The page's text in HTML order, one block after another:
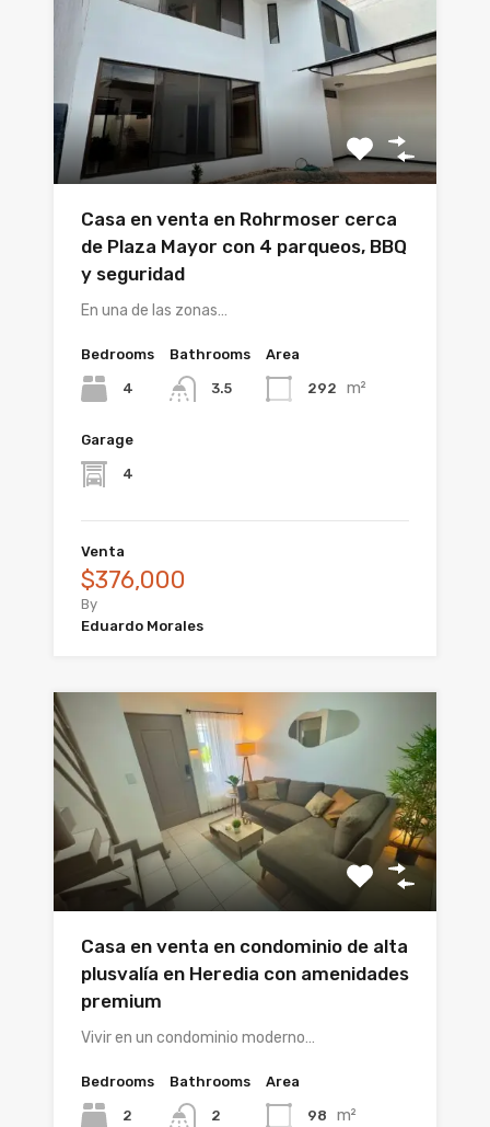
Casa en venta en Rohrmoser cerca
de Plaza Mayor con 4 parqueos, BBQ
y seguridad
En una de las zonas…
Bedrooms
4
Bathrooms
3.5
Area
292 m²
Garage
4
Venta
$376,000
By
Eduardo Morales
Casa en venta en condominio de alta
plusvalía en Heredia con amenidades
premium
Vivir en un condominio moderno…
Bedrooms
2
Bathrooms
2
Area
98 m²